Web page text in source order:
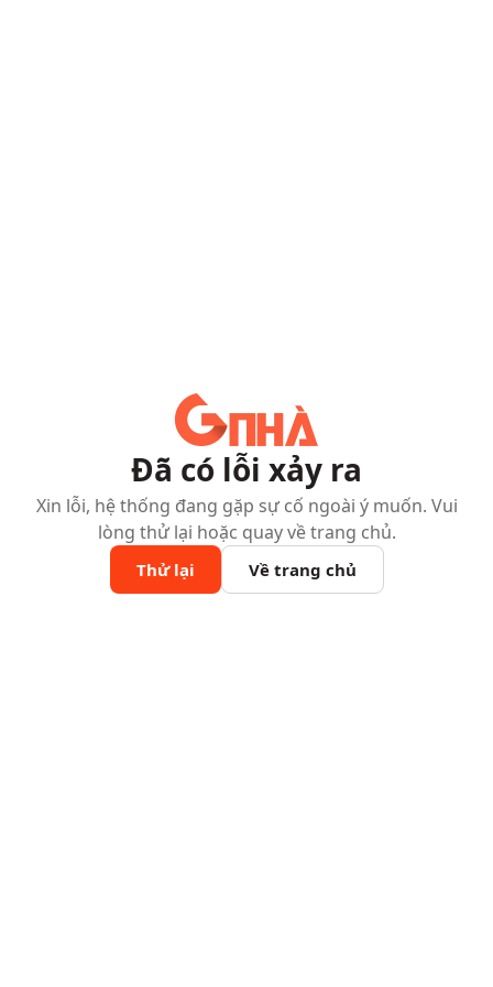
Đã có lỗi xảy ra
Xin lỗi, hệ thống đang gặp sự cố ngoài ý muốn. Vui
lòng thử lại hoặc quay về trang chủ.
Thử lại Về trang chủ